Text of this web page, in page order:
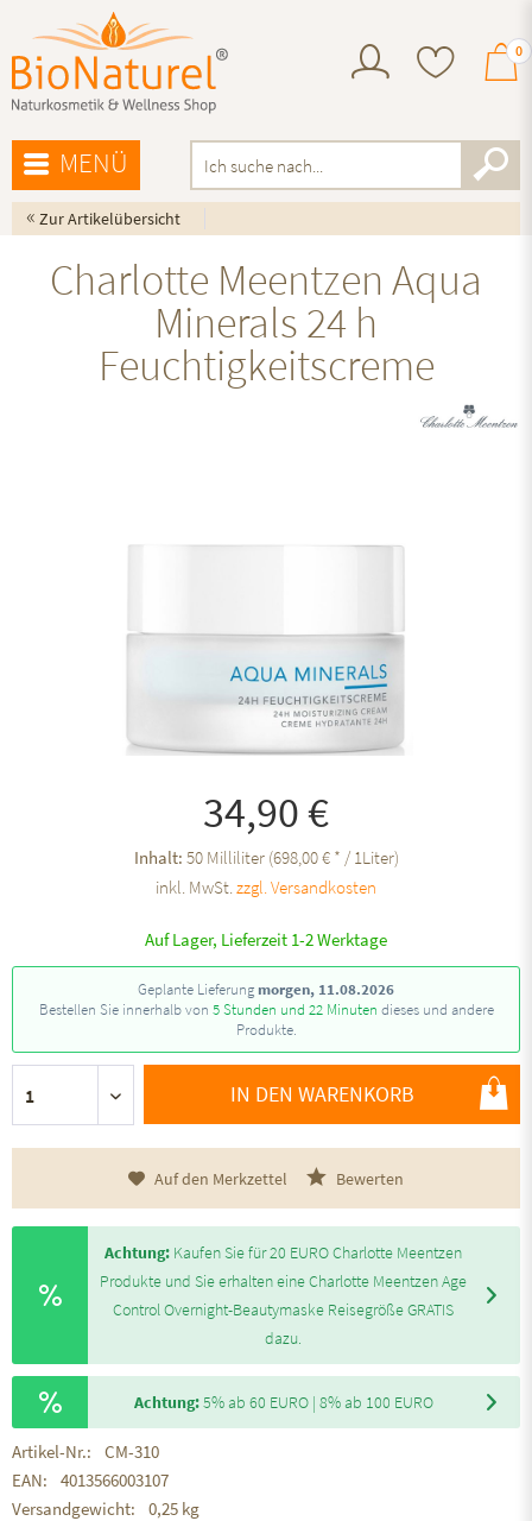
0
MENÜ
« Zur Artikelübersicht
Charlotte Meentzen Aqua
Minerals 24 h
Feuchtigkeitscreme
34,90 €
Inhalt: 50 Milliliter (698,00 € * / 1Liter)
inkl. MwSt.zzgl. Versandkosten
Auf Lager, Lieferzeit 1-2 Werktage
Geplante Lieferungmorgen, 11.08.2026
Bestellen Sie innerhalb von 5 Stunden und 22 Minuten dieses und andere
Produkte.
IN DEN WARENKORB
Auf den Merkzettel Bewerten
Achtung: Kaufen Sie für 20 EURO Charlotte Meentzen
Produkte und Sie erhalten eine Charlotte Meentzen Age
Control Overnight-Beautymaske Reisegröße GRATIS
dazu.
Achtung:5% ab 60 EURO | 8% ab 100 EURO
Artikel-Nr.:
CM-310
EAN:
4013566003107
Versandgewicht:
0,25 kg